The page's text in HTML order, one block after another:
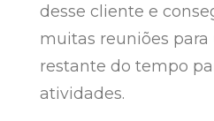
desse cliente e
muitas reuniões
restante do tempo
atividades.